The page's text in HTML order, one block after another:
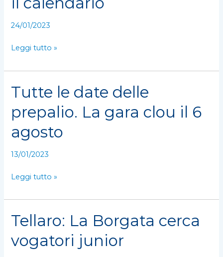
24/01/2023
gli
Prepalio,
Leggi tutto »
Tutte le date delle
prepalio. La gara clou il 6
agosto
13/01/2023
Tutte
le
date
delle
prepalio.
gara
Leggi tutto »
Tellaro: La Borgata cerca
vogatori junior
Tellaro:
La
Borgata